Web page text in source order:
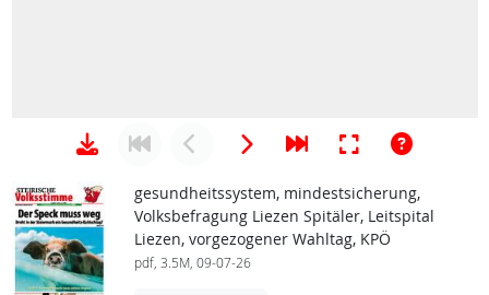
gesundheitssystem, mindestsicherung,
Volksbefragung Liezen Spitäler, Leitspital
Liezen, vorgezogener Wahltag, KPÖ
pdf, 3.5M, 09-07-26